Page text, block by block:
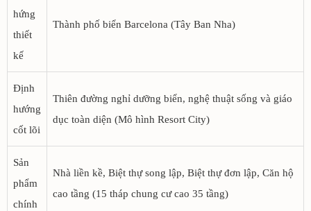
hứng
thiết
kế
Thành phố biển Barcelona (Tây Ban Nha)
Định
hướng
cốt lõi
Thiên đường nghỉ dưỡng biển, nghệ thuật sống và giáo
dục toàn diện (Mô hình Resort City)
Sản
phẩm
chính
Nhà liền kề, Biệt thự song lập, Biệt thự đơn lập, Căn hộ
cao tầng (15 tháp chung cư cao 35 tầng)